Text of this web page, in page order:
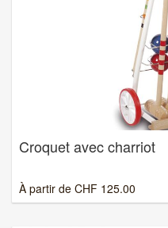
Croquet avec charriot
À partir de CHF 125.00